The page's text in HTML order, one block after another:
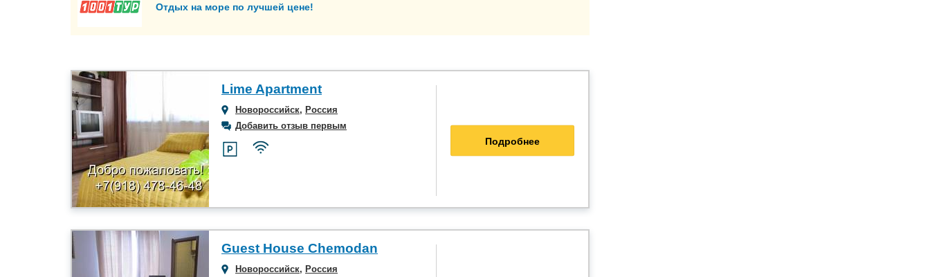
Отдых на море по лучшей цене!
Lime Apartment
Новороссийск, Россия
Добавить отзыв первым
Подробнее
Guest House Chemodan
Новороссийск, Россия